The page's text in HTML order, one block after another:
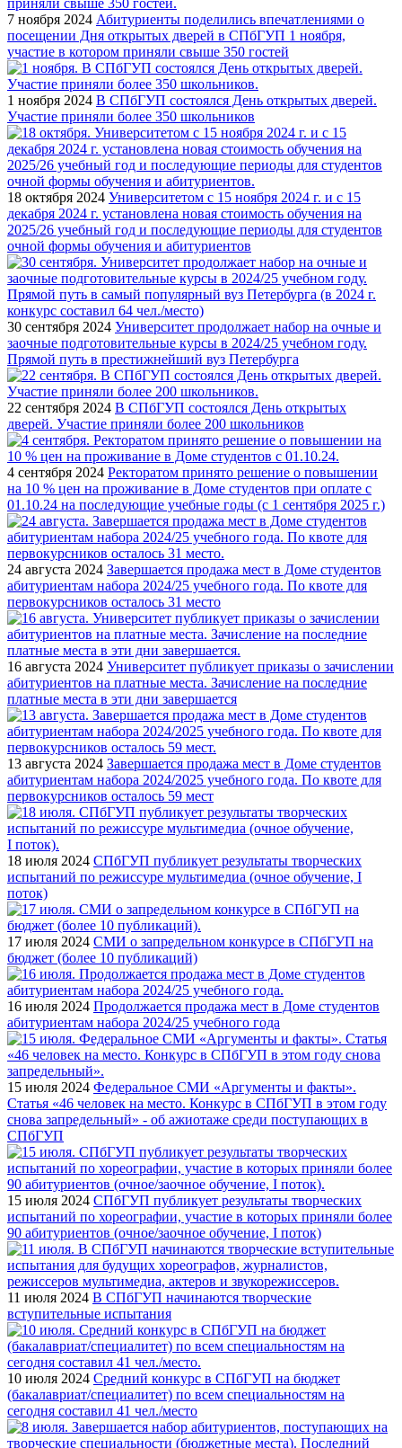
7 ноября 2024 Абитуриенты поделились впечатлениями о
посещении Дня открытых дверей в СПбГУП 1 ноября,
участие в котором приняли свыше 350 гостей
1 ноября 2024 В СПбГУП состоялся День открытых дверей.
Участие приняли более 350 школьников
18 октября 2024 Университетом с 15 ноября 2024 г. и с 15
декабря 2024 г. установлена новая стоимость обучения на
2025/26 учебный год и последующие периоды для студентов
очной формы обучения и абитуриентов
30 сентября 2024 Университет продолжает набор на очные и
заочные подготовительные курсы в 2024/25 учебном году.
Прямой путь в престижнейший вуз Петербурга
22 сентября 2024 В СПбГУП состоялся День открытых
дверей. Участие приняли более 200 школьников
4 сентября 2024 Ректоратом принято решение о повышении
на 10 % цен на проживание в Доме студентов при оплате с
01.10.24 на последующие учебные годы (с 1 сентября 2025 г.)
24 августа 2024 Завершается продажа мест в Доме студентов
абитуриентам набора 2024/25 учебного года. По квоте для
первокурсников осталось 31 место
16 августа 2024 Университет публикует приказы о зачислении
абитуриентов на платные места. Зачисление на последние
платные места в эти дни завершается
13 августа 2024 Завершается продажа мест в Доме студентов
абитуриентам набора 2024/2025 учебного года. По квоте для
первокурсников осталось 59 мест
18 июля 2024 СПбГУП публикует результаты творческих
испытаний по режиссуре мультимедиа (очное обучение, I
поток)
17 июля 2024 СМИ о запредельном конкурсе в СПбГУП на
бюджет (более 10 публикаций)
16 июля 2024 Продолжается продажа мест в Доме студентов
абитуриентам набора 2024/25 учебного года
15 июля 2024 Федеральное СМИ «Аргументы и факты».
Статья «46 человек на место. Конкурс в СПбГУП в этом году
снова запредельный» - об ажиотаже среди поступающих в
СПбГУП
15 июля 2024 СПбГУП публикует результаты творческих
испытаний по хореографии, участие в которых приняли более
90 абитуриентов (очное/заочное обучение, I поток)
11 июля 2024 В СПбГУП начинаются творческие
вступительные испытания
10 июля 2024 Средний конкурс в СПбГУП на бюджет
(бакалавриат/специалитет) по всем специальностям на
сегодня составил 41 чел./место